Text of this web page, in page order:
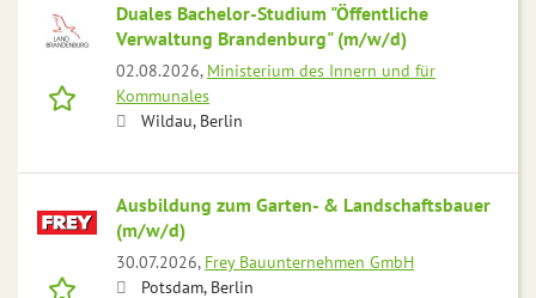
Duales Bachelor-Studium "Öffentliche
Verwaltung Brandenburg" (m/w/d)
02.08.2026, Ministerium des Innern und für
Kommunales
Wildau, Berlin
Ausbildung zum Garten- & Landschaftsbauer
(m/w/d)
30.07.2026, Frey Bauunternehmen GmbH
Potsdam, Berlin